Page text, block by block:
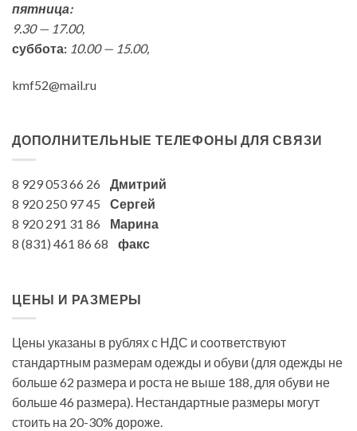
пятница:
9.30 — 17.00,
суббота: 10.00 — 15.00,
kmf52@mail.ru
ДОПОЛНИТЕЛЬНЫЕ ТЕЛЕФОНЫ ДЛЯ СВЯЗИ
8 929 053 66 26 Дмитрий
8 920 250 97 45 Сергей
8 920 291 31 86 Марина
8 (831) 461 86 68 факс
ЦЕНЫ И РАЗМЕРЫ
Цены указаны в рублях с НДС и соответствуют
стандартным размерам одежды и обуви (для одежды не
больше 62 размера и роста не выше 188, для обуви не
больше 46 размера). Нестандартные размеры могут
стоить на 20-30% дороже.